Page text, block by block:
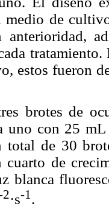
medio de
anterioridad,
estos fueron
brotes de
uno con 25
total de 30
cuarto de
blanca
2·s-1 .